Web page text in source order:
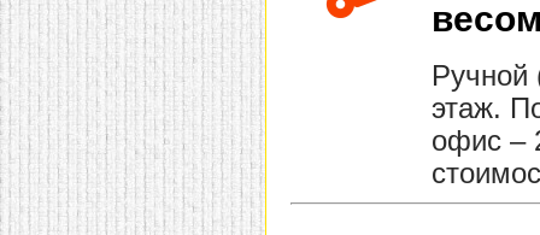
Ручной
этаж.
офис –